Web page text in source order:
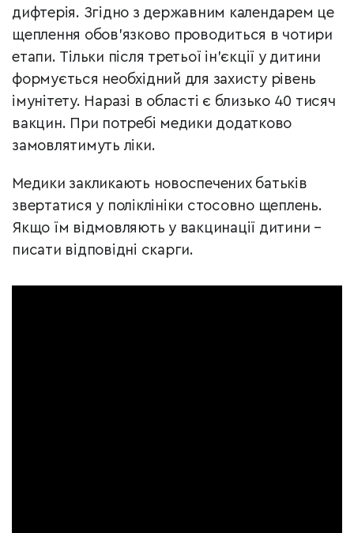
дифтерія. Згідно з державним календарем це
щеплення обов’язково проводиться в чотири
етапи. Тільки після третьої ін’єкції у дитини
формується необхідний для захисту рівень
імунітету. Наразі в області є близько 40 тисяч
вакцин. При потребі медики додатково
замовлятимуть ліки.
Медики закликають новоспечених батьків
звертатися у поліклініки стосовно щеплень.
Якщо їм відмовляють у вакцинації дитини –
писати відповідні скарги.